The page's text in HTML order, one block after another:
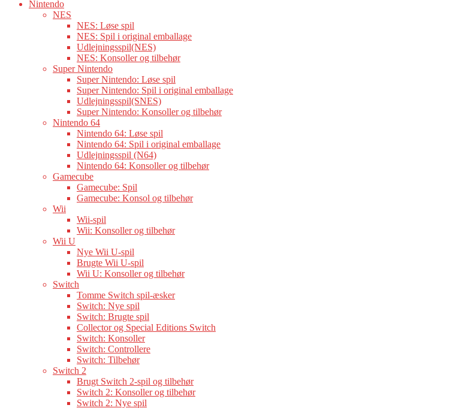
Nintendo
NES
NES: Løse spil
NES: Spil i original emballage
Udlejningsspil(NES)
NES: Konsoller og tilbehør
Super Nintendo
Super Nintendo: Løse spil
Super Nintendo: Spil i original emballage
Udlejningsspil(SNES)
Super Nintendo: Konsoller og tilbehør
Nintendo 64
Nintendo 64: Løse spil
Nintendo 64: Spil i original emballage
Udlejningsspil (N64)
Nintendo 64: Konsoller og tilbehør
Gamecube
Gamecube: Spil
Gamecube: Konsol og tilbehør
Wii
Wii-spil
Wii: Konsoller og tilbehør
Wii U
Nye Wii U-spil
Brugte Wii U-spil
Wii U: Konsoller og tilbehør
Switch
Tomme Switch spil-æsker
Switch: Nye spil
Switch: Brugte spil
Collector og Special Editions Switch
Switch: Konsoller
Switch: Controllere
Switch: Tilbehør
Switch 2
Brugt Switch 2-spil og tilbehør
Switch 2: Konsoller og tilbehør
Switch 2: Nye spil